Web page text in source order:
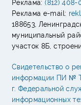
Реклама:(812) 408-
Реклама e-mail:
188653,
муниципальный
участок 8Б,
Свидетельство о
информации ПИ №
г. Федеральной
информационных